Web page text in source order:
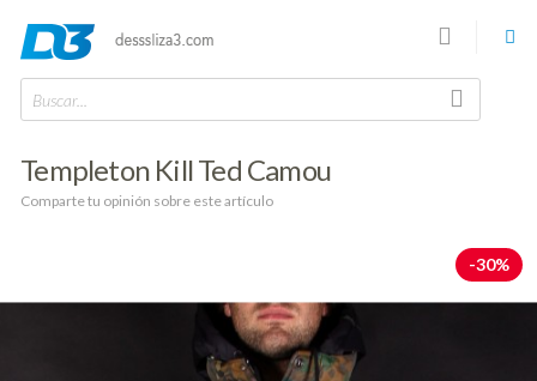
Buscar...
Templeton Kill Ted Camou
Comparte tu opinión sobre este artículo
-30%